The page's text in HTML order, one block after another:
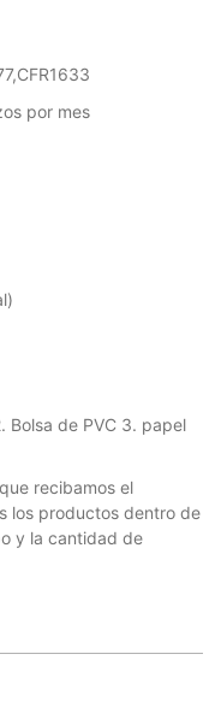
por mes
Bolsa de PVC 3. papel
recibamos el
los productos dentro de
y la cantidad de